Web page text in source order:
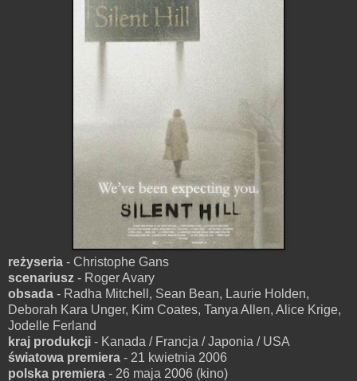
reżyseria - Christophe Gans
scenariusz - Roger Avary
obsada - Radha Mitchell, Sean Bean, Laurie Holden,
Deborah Kara Unger, Kim Coates, Tanya Allen, Alice Krige,
Jodelle Ferland
kraj produkcji - Kanada / Francja / Japonia / USA
światowa premiera - 21 kwietnia 2006
polska premiera - 26 maja 2006 (kino)